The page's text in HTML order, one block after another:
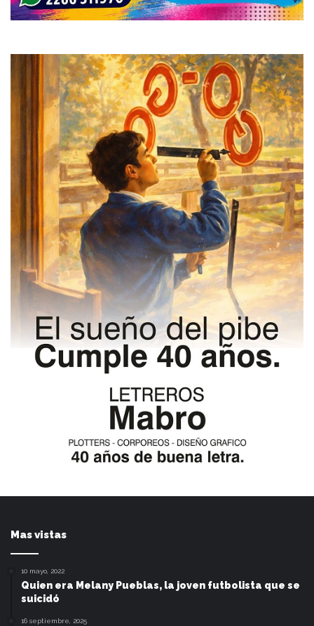
Mas vistas
10 mayo, 2022
Quien era Melany Pueblas, la joven futbolista que se
suicidó
16 septiembre, 2025